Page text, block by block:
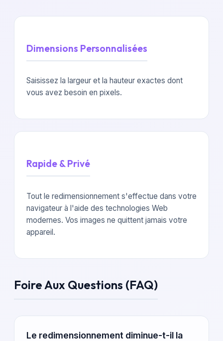
Dimensions Personnalisées
Saisissez la largeur et la hauteur exactes dont
vous avez besoin en pixels.
Rapide & Privé
Tout le redimensionnement s'effectue dans votre
navigateur à l'aide des technologies Web
modernes. Vos images ne quittent jamais votre
appareil.
Foire Aux Questions (FAQ)
Le redimensionnement diminue-t-il la